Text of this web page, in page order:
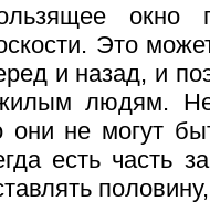
окно
Это
и назад, и
людям.
они не могут
есть часть